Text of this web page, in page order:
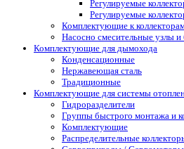
Регулируемые
Регулируемые
Комплектующие к
Насосно смесительные узлы и
Комплектующие для дымохода
Конденсационные
Нержавеющая сталь
Традиционные
Комплектующие для системы
Гидроразделители
Группы быстрого монтажа и
Комплектующие
Распределительные